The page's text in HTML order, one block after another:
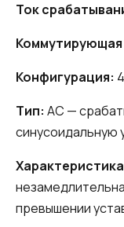
Ток
Конфигурация:
Тип: AC —
синусоидальную
превышении